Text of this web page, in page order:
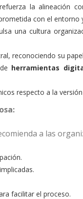
la alineación
con el entorno
una cultura
reconociendo su
herramientas
respecto a la
a las
facilitar el proceso.